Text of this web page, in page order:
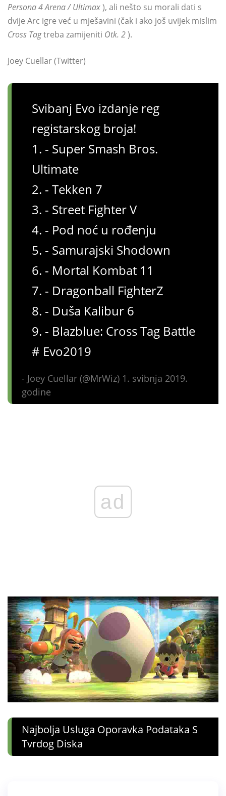
Persona 4 Arena / Ultimax), ali nešto su morali dati s
dvije Arc igre već u mješavini (čak i ako još uvijek mislim
Cross Tagtreba zamijeniti Otk. 2).
Joey Cuellar (Twitter)
Svibanj Evo izdanje reg
registarskog broja!
1. - Super Smash Bros.
Ultimate
2. - Tekken 7
3. - Street Fighter V
4. - Pod noć u rođenju
5. - Samurajski Shodown
6. - Mortal Kombat 11
7. - Dragonball FighterZ
8. - Duša Kalibur 6
9. - Blazblue: Cross Tag Battle
# Evo2019
- Joey Cuellar (@MrWiz) 1. svibnja 2019.
godine
ad
Najbolja Usluga Oporavka Podataka S
Tvrdog Diska